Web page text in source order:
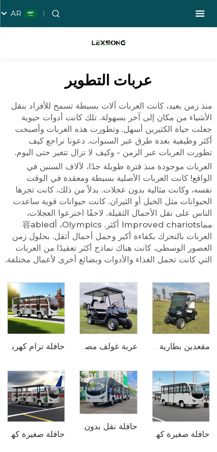
AR
عربات التطوير
منذ زمن بعيد، كانت العربات آلات بسيطة تسمح للأفراد بنقل
الأشياء من مكان إلى آخر بسهولة. تلك كانت أدوات حيوية
جعلت حياة الكثيرين أسهل. وتطورت هذه العربات وأصبحت
أكثر وظيفية بعدة طرق عبر السنوات. دعونا نراجع كيف
تطورت العربات عبر الزمن - وكيف لا تزال تتغير حتى اليوم.
العربات موجودة منذ فترة طويلة جدًا، لآلاف السنين في
الواقع! كانت العربات الأصلية بسيطة ومعقدة في الوقت
نفسه، وكانت مثالية بدون عجلات. بدلاً من ذلك، كانت تجرها
الحيوانات مثل الخيل أو الثيران. كانت حيوانات قوية ساعدت
الناس على نقل الأحمال الثقيلة. لاحقًا اخترعوا العجلات،
مماImproved chariots أكثر. Olympics، أ容abled
العربات بالتحرك بكفاءة أكبر وحمل أحمال أثقل. بحلول زمن
العصور الوسطى، كانت هناك نماذج أكثر تعقيدًا من العربات
التي كانت تحمل الغذاء والأدوات وبضائع أخرى لأعمال مختلفة.
حافلة ترام كهربائية خالصة تعمل بالبطارية الليثيوم بسعة 14 مقعدًا وجهد 72 فولت تُستخدم في الحدائق الحيوانية طراز LS6148K
حافلة صغيرة كهربائية تعمل بالبطارية الليثيوم LiFePO4 بسعة 200AH ذات أبواب من الألمنيوم وبسعة 14 مقعدًا طراز LS6148KF
حافلة صغيرة كهربائية تعمل بالبطارية الليثيوم بجهد 96V تُستخدم في المنتجعات أو الفنادق بسعة 23 مقعدًا طراز LS6230K